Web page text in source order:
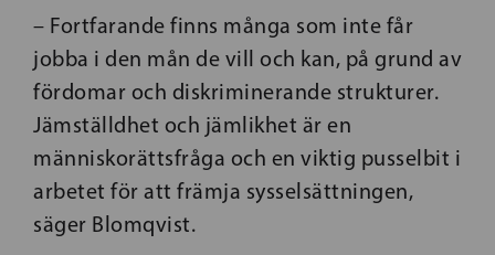
– Fortfarande finns många som inte får
jobba i den mån de vill och kan, på grund av
fördomar och diskriminerande strukturer.
Jämställdhet och jämlikhet är en
människorättsfråga och en viktig pusselbit i
arbetet för att främja sysselsättningen,
säger Blomqvist.